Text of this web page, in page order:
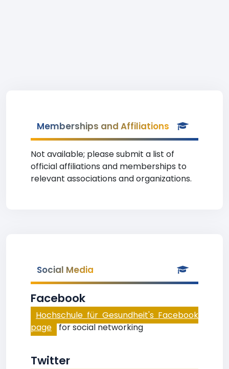
Memberships and Affiliations
Not available; please submit a list of
official affiliations and memberships to
relevant associations and organizations.
Social Media
Facebook
Hochschule für Gesundheit's Facebook
page for social networking
Twitter